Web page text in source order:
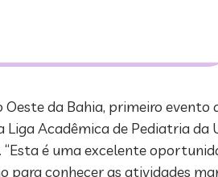
da Bahia, primeiro
Acadêmica de Pediatria da
“Esta é uma excelente
conhecer as atividades